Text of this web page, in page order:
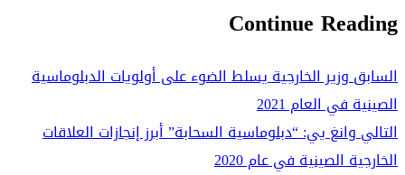
Continue Reading
السابقوزير الخارجية يسلط الضوء على أولويات الدبلوماسية
الصينية في العام 2021
التاليوانغ يي: “دبلوماسية السحابة” أبرز إنجازات العلاقات
الخارجية الصينية في عام 2020